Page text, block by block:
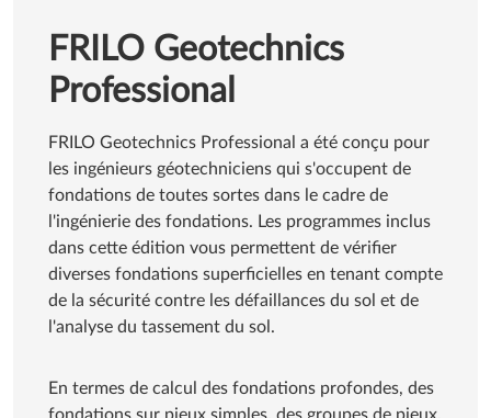
FRILO Geotechnics
Professional
FRILO Geotechnics Professional a été conçu pour
fondations de toutes sortes dans le cadre de
l'ingénierie des fondations. Les programmes inclus
dans cette édition vous permettent de vérifier
de la sécurité contre les défaillances du sol et de